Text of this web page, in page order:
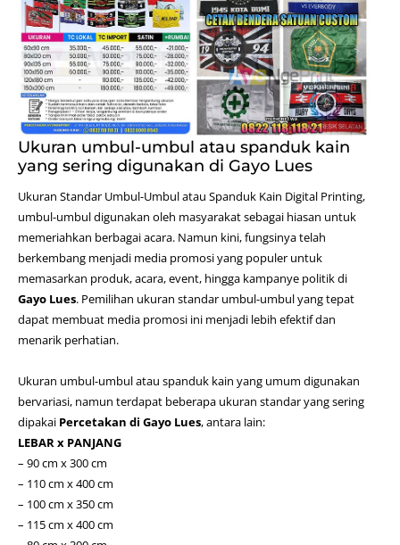
Ukuran umbul-umbul atau spanduk kain
yang sering digunakan di Gayo Lues
Ukuran Standar Umbul-Umbul atau Spanduk Kain Digital Printing,
umbul-umbul digunakan oleh masyarakat sebagai hiasan untuk
memeriahkan berbagai acara. Namun kini, fungsinya telah
berkembang menjadi media promosi yang populer untuk
memasarkan produk, acara, event, hingga kampanye politik di
Gayo Lues. Pemilihan ukuran standar umbul-umbul yang tepat
dapat membuat media promosi ini menjadi lebih efektif dan
menarik perhatian.
Ukuran umbul-umbul atau spanduk kain yang umum digunakan
bervariasi, namun terdapat beberapa ukuran standar yang sering
dipakai Percetakan di Gayo Lues, antara lain:
LEBAR x PANJANG
– 90 cm x 300 cm
– 110 cm x 400 cm
– 100 cm x 350 cm
– 115 cm x 400 cm